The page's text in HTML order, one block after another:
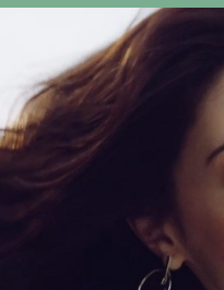
Utforska
På Life är hälsa
vår passion. Varje
in i Life-butiker i
varje dag vänder